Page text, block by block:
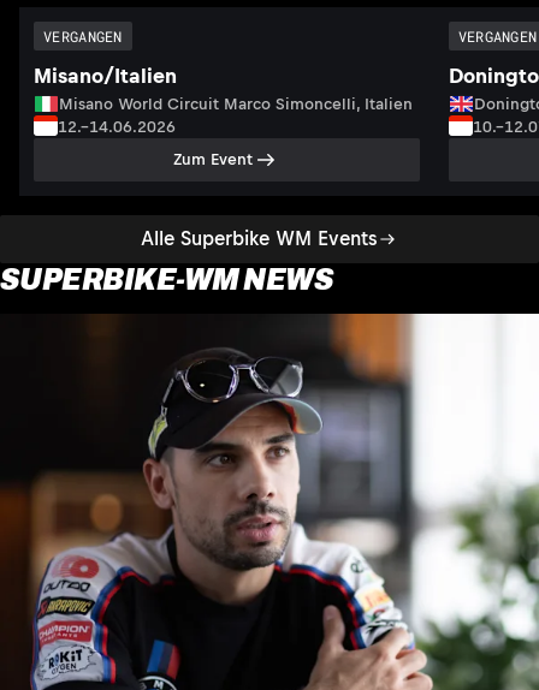
Alle Superbike WM Events
VERGANGEN
Misano/Italien
Misano World Circuit Marco Simoncelli, Italien
12.–14.06.2026
Zum Event
VERGANGEN
SUPERBIKE-WM NEWS